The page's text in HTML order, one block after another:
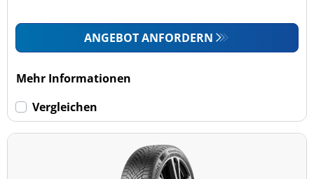
ANGEBOT ANFORDERN
Mehr Informationen
Vergleichen